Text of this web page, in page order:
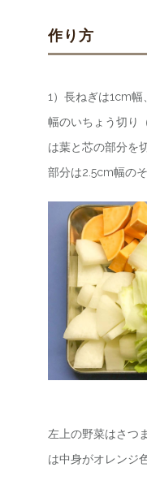
作り方
1）長ねぎは1cm
幅のいちょう切り
は葉と芯の部分を
部分は2.5cm幅の
左上の野菜はさつ
は中身がオレンジ